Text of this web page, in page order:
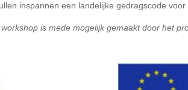
inspannen een landelijke gedragscode voor
is mede mogelijk gemaakt door het